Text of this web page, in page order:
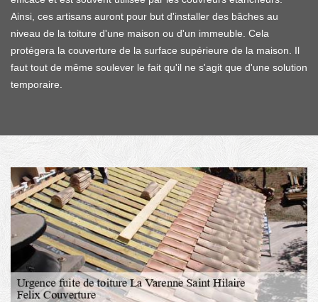
Ainsi, ces artisans auront pour but d'installer des bâches au
niveau de la toiture d'une maison ou d'un immeuble. Cela
protégera la couverture de la surface supérieure de la maison. Il
faut tout de même soulever le fait qu'il ne s'agit que d'une solution
temporaire.